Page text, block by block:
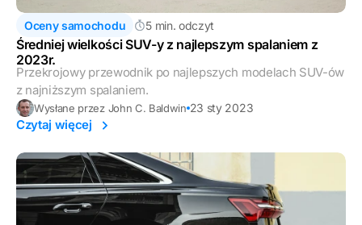
Oceny samochodu 5 min. odczyt
Średniej wielkości SUV-y z najlepszym spalaniem z
2023r.
Przekrojowy przewodnik po najlepszych modelach SUV-ów
z najniższym spalaniem.
Wysłane przez John C. Baldwin 23 sty 2023
Czytaj więcej